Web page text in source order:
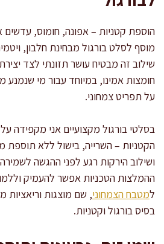
הוספת קטניות – אפונה, חומוס, עדשים
שילוב זה מבטיח עושר תזונתי לצד
חומצות אמינו, במיוחד עבור מי שנמנע
על תפריט צמחוני.
בסלטי בורגול מקצועיים אני מקפידה
הקטניות – השרייה, בישול ללא תוספת
ושילוב הירקות רגע לפני ההגשה
ההמלצות הטכניות אפשר להעמיק
למטבח הצמחוני, שם מוצגות
בסיס בורגול וקטניות.